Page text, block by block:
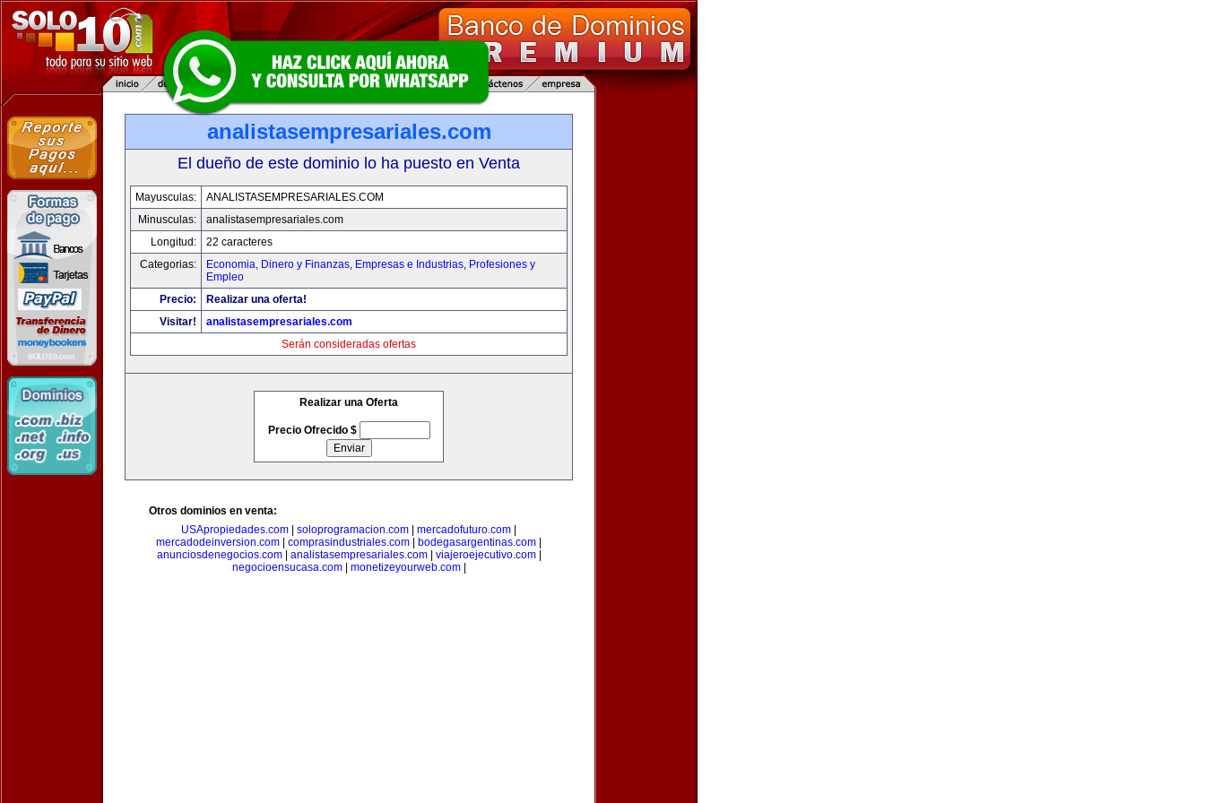
analistasempresariales.com
El dueño de este dominio lo ha puesto en Venta
Mayusculas:
ANALISTASEMPRESARIALES.COM
Minusculas:
analistasempresariales.com
Longitud:
22 caracteres
Categorias:
Economia, Dinero y Finanzas, Empresas e Industrias, Profesiones y
Empleo
Precio:
Realizar una oferta!
Visitar!
analistasempresariales.com
Serán consideradas ofertas
Realizar una Oferta
Precio Ofrecido $
Otros dominios en venta:
USApropiedades.com
soloprogramacion.com mercadofuturo.com
mercadodeinversion.com
comprasindustriales.com bodegasargentinas.com
anunciosdenegocios.com| analistasempresariales.com| viajeroejecutivo.com|
negocioensucasa.com| monetizeyourweb.com|